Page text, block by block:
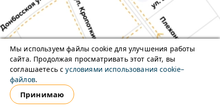
Мы используем файлы cookie для улучшения работы
сайта. Продолжая просматривать этот сайт, вы
соглашаетесь сусловиями использования cookie–
файлов.
Принимаю